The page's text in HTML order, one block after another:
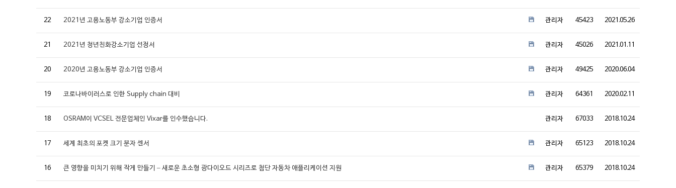
22 2021년 고용노동부 강소기업 인증서 관리자 45423 2021.05.26
21 2021년 청년친화강소기업 선정서 관리자 45026 2021.01.11
20 2020년 고용노동부 강소기업 인증서 관리자 49425 2020.06.04
19 코로나바이러스로 인한 Supply chain 대비 관리자 64361 2020.02.11
18 OSRAM이 VCSEL 전문업체인 Vixar를 인수했습니다. 관리자 67033 2018.10.24
17 세계 최초의 포켓 크기 분자 센서 관리자 65123 2018.10.24
16 큰 영향을 미치기 위해 작게 만들기 – 새로운 초소형 광다이오드 시리즈로 첨단 자동차 애플리케이션 지원 관리자 65379 2018.10.24